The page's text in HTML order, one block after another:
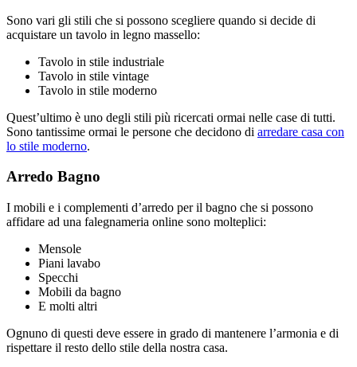
Sono vari gli stili che si possono scegliere quando si decide di
acquistare un tavolo in legno massello:
Tavolo in stile industriale
Tavolo in stile vintage
Tavolo in stile moderno
Quest’ultimo è uno degli stili più ricercati ormai nelle case di tutti.
Sono tantissime ormai le persone che decidono di arredare casa con
lo stile moderno.
Arredo Bagno
I mobili e i complementi d’arredo per il bagno che si possono
affidare ad una falegnameria online sono molteplici:
Mensole
Piani lavabo
Specchi
Mobili da bagno
E molti altri
Ognuno di questi deve essere in grado di mantenere l’armonia e di
rispettare il resto dello stile della nostra casa.